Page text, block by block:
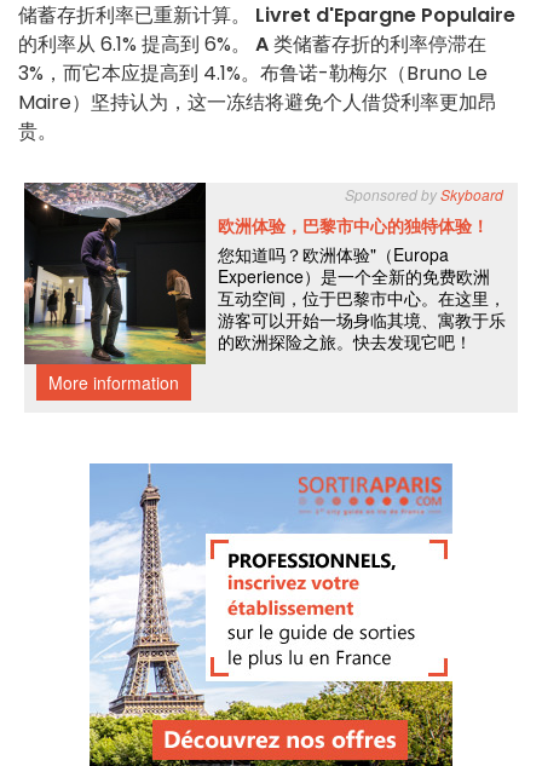
储蓄存折利率已重新计算。
Livret d'Epargne Populaire
的利率从 6.1% 提高到 6%。
A类储蓄存折的利率停滞在
3%，而它本应提高到 4.1%。布鲁诺-勒梅尔（Bruno Le
Maire）坚持认为，这一冻结将避免个人借贷利率更加昂
贵。